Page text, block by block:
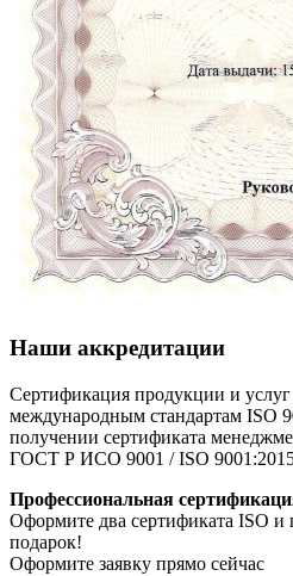
Наши аккредитации
Сертификация продукции и услуг
международным стандартам ISO
получении сертификата
ГОСТ Р ИСО 9001 / ISO
Профессиональная
Оформите два сертификата ISO и
подарок!
Оформите заявку прямо сейчас